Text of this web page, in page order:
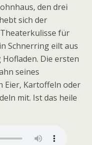
den drei
sich der
für
Schnerring eilt aus
Die ersten
seines
Eier, Kartoffeln oder
mit. Ist das heile